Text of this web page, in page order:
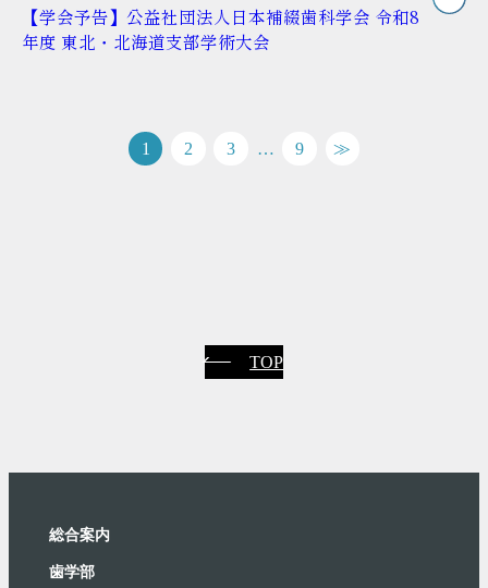
【学会予告】公益社団法人日本補綴歯科学会 令和8
年度 東北・北海道支部学術大会
1 2 3 … 9 ≫
TOP
総合案内
⻭学部